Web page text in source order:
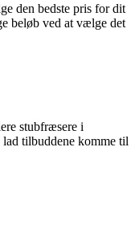
den bedste pris for dit
beløb ved at vælge det
stubfræsere i
tilbuddene komme til